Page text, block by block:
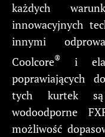
każdych
innowacyjnych
innymi
Coolcore® i
poprawiających
tych kurtek są
wodoodporne
możliwość